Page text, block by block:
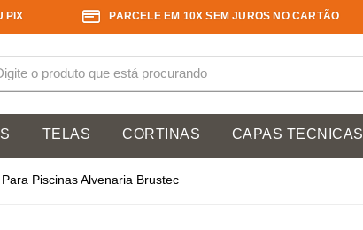
PIX PARCELE EM 10X SEM JUROS NO CARTÃO
TELAS CORTINAS CAPAS TECNICAS
Piscinas Alvenaria Brustec